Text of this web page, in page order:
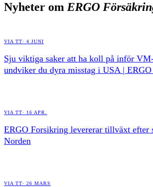
Nyheter om ERGO
VIA TT· 4 JUNI
Sju viktiga saker att ha koll på inför
undviker du dyra misstag i USA |
VIA TT· 16 APR.
ERGO Forsikring levererar tillväxt efter
Norden
VIA TT· 26 MARS